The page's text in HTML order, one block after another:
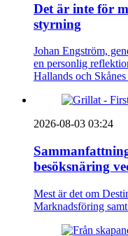
Det är inte för
styrning
Johan Engström,
en personlig
Hallands och
2026-08-03 03:24
besöksnäring
Mest är det om
Marknadsföring